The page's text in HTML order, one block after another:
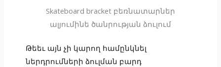
Skateboard bracket բեռնատարներ
ալյումինե ծանրության ձուլում
Թեեւ այն չի կարող համընկնել
ներդրումների ձուլման բարդ